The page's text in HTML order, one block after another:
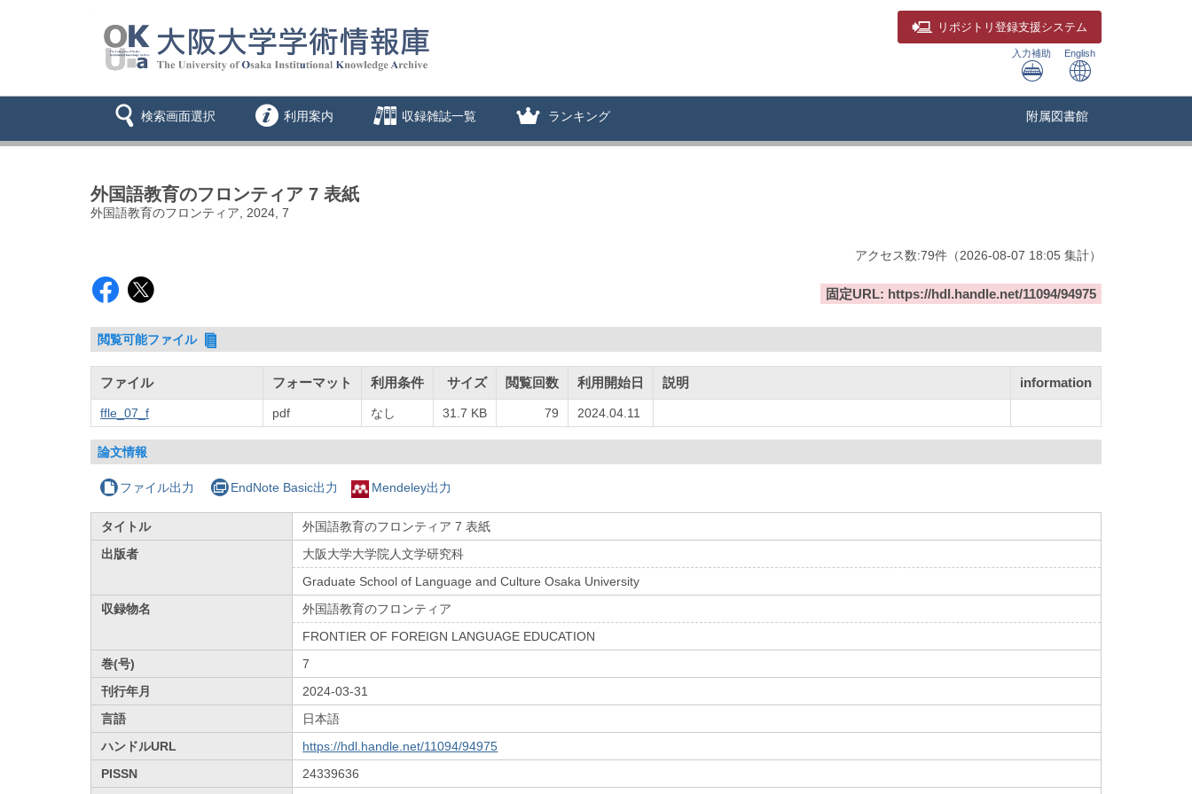
リポジトリ 登録支援システム
入力補助 English
検索画面選択 利用案内 収録雑誌一覧 ランキング 附属図書館
外国語教育のフロンティア 7 表紙
外国語教育のフロンティア, 2024, 7
アクセス数:79件 （2026-08-07 18:05 集計）
固定URL: https://hdl.handle.net/11094/94975
閲覧可能ファイル
ファイル フォーマット 利用条件 サイズ 閲覧回数 利用開始日 説明 information
ffle_07_f pdf なし 31.7 KB 79 2024.04.11
論文情報
ファイル出力 EndNote Basic出力 Mendeley出力
タイトル
外国語教育のフロンティア 7 表紙
出版者
大阪大学大学院人文学研究科
Graduate School of Language and Culture Osaka University
収録物名
外国語教育のフロンティア
FRONTIER OF FOREIGN LANGUAGE EDUCATION
巻(号)
7
刊行年月
2024-03-31
言語
日本語
ハンドルURL
https://hdl.handle.net/11094/94975
PISSN
24339636